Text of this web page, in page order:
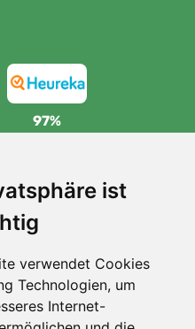
ist
verwendet Cookies
Technologien, um
Internet-
97%
kostenlos
über 80 EUR
und Rückgabe
innerhalb von 90 Tagen